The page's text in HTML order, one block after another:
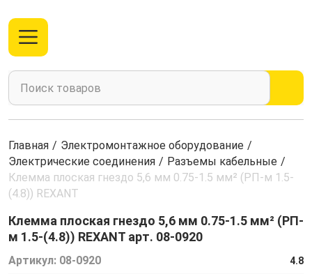
Главная / Электромонтажное оборудование /
Электрические соединения / Разъемы кабельные /
Клемма плоская гнездо 5,6 мм 0.75-1.5 мм² (РП-м 1.5-
(4.8)) REXANT
Клемма плоская гнездо 5,6 мм 0.75-1.5 мм² (РП-
м 1.5-(4.8)) REXANT арт. 08-0920
Артикул: 08-0920 4.8